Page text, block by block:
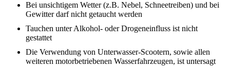
Bei unsichtigem Wetter (z.B. Nebel, Schneetreiben) und bei
Gewitter darf nicht getaucht werden
Tauchen unter Alkohol- oder Drogeneinfluss ist nicht
gestattet
Die Verwendung von Unterwasser-Scootern, sowie allen
weiteren motorbetriebenen Wasserfahrzeugen, ist untersagt